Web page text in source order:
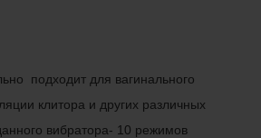
подходит для вагинального
клитора и других различных
вибратора- 10 режимов